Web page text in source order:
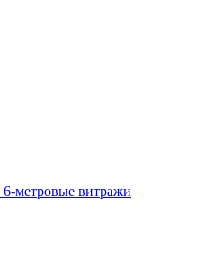
6-метровые витражи